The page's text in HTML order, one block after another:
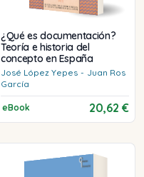
¿Qué es documentación?
Teoría e historia del
concepto en España
José López Yepes - Juan Ros
García
eBook 20,62 €